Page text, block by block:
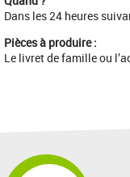
Dans les 24 heures
Pièces à produire :
Le livret de famille ou